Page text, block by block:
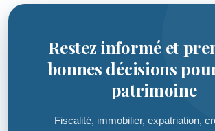
Restez informé et
bonnes décisions
patrimoine
Fiscalité, immobilier, expatriation,